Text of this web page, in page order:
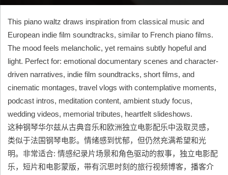
This piano waltz draws inspiration from classical music and
European indie film soundtracks, similar to French piano films.
The mood feels melancholic, yet remains subtly hopeful and
light. Perfect for: emotional documentary scenes and character-
driven narratives, indie film soundtracks, short films, and
cinematic montages, travel vlogs with contemplative moments,
podcast intros, meditation content, ambient study focus,
wedding videos, memorial tributes, heartfelt slideshows.
这种钢琴华尔兹从古典音乐和欧洲独立电影配乐中汲取灵感，
类似于法国钢琴电影。情绪感到忧郁，但仍然充满希望和光
明。非常适合: 情感纪录片场景和角色驱动的叙事，独立电影配
乐，短片和电影蒙版，带有沉思时刻的旅行视频博客，播客介